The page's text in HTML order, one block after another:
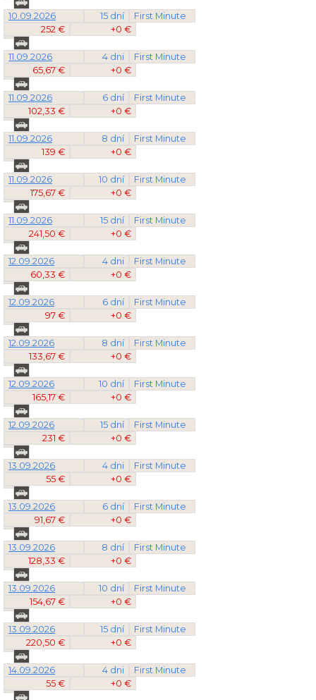
10.09.2026 15 dní
First Minute
252 €
+0 €
11.09.2026 4 dni
First Minute
65,67 €
+0 €
11.09.2026 6 dní
First Minute
102,33 €
+0 €
11.09.2026 8 dní
First Minute
139 €
+0 €
11.09.2026 10 dní
First Minute
175,67 €
+0 €
11.09.2026 15 dní
First Minute
241,50 €
+0 €
12.09.2026 4 dni
First Minute
60,33 €
+0 €
12.09.2026 6 dní
First Minute
97 €
+0 €
12.09.2026 8 dní
First Minute
133,67 €
+0 €
12.09.2026 10 dní
First Minute
165,17 €
+0 €
12.09.2026 15 dní
First Minute
231 €
+0 €
13.09.2026 4 dni
First Minute
55 €
+0 €
13.09.2026 6 dní
First Minute
91,67 €
+0 €
13.09.2026 8 dní
First Minute
128,33 €
+0 €
13.09.2026 10 dní
First Minute
154,67 €
+0 €
13.09.2026 15 dní
First Minute
220,50 €
+0 €
14.09.2026 4 dni
First Minute
55 €
+0 €